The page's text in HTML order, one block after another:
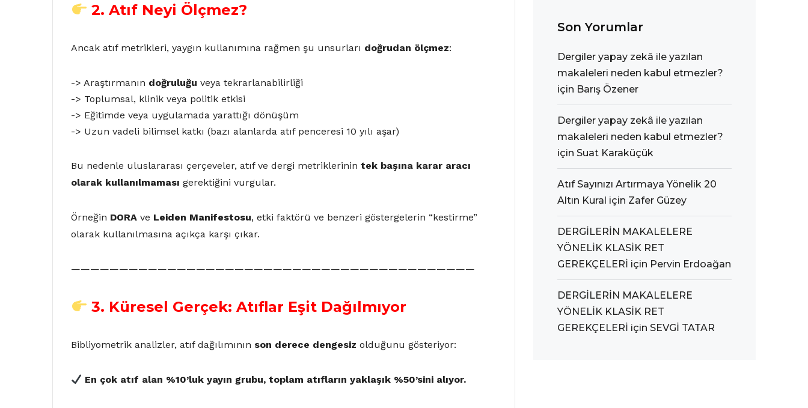
2.Atıf Neyi Ölçmez?
Ancak atıf metrikleri, yaygın kullanımına rağmen şu unsurları doğrudan ölçmez:
-> Araştırmanın doğruluğu veya tekrarlanabilirliği
-> Toplumsal, klinik veya politik etkisi
-> Eğitimde veya uygulamada yarattığı dönüşüm
-> Uzun vadeli bilimsel katkı (bazı alanlarda atıf penceresi 10 yılı aşar)
Bu nedenle uluslararası çerçeveler, atıf ve dergi metriklerinin tek başına karar aracı
olarak kullanılmaması gerektiğini vurgular.
Örneğin DORA ve Leiden Manifestosu, etki faktörü ve benzeri göstergelerin “kestirme”
olarak kullanılmasına açıkça karşı çıkar.
——————————————————————————————————————————
3. Küresel Gerçek: Atıflar Eşit Dağılmıyor
Bibliyometrik analizler, atıf dağılımının son derece dengesiz olduğunu gösteriyor:
En çok atıf alan %10’luk yayın grubu, toplam atıfların yaklaşık %50’sini alıyor.
Son Yorumlar
Dergiler yapay zekâ ile yazılan
makaleleri neden kabul etmezler?
için Barış Özener
Dergiler yapay zekâ ile yazılan
makaleleri neden kabul etmezler?
için Suat Karaküçük
Atıf Sayınızı Artırmaya Yönelik 20
Altın Kural için Zafer Güzey
DERGİLERİN MAKALELERE
YÖNELİK KLASİK RET
GEREKÇELERİ için Pervin Erdoağan
DERGİLERİN MAKALELERE
YÖNELİK KLASİK RET
GEREKÇELERİ için SEVGİ TATAR